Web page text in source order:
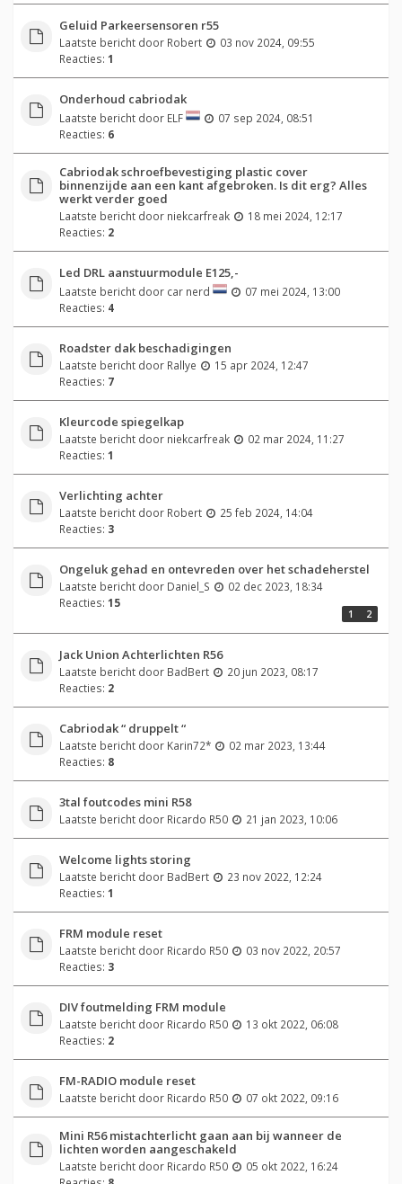
Geluid Parkeersensoren r55
Laatste bericht door Robert
03 nov 2024, 09:55
Reacties: 1
Onderhoud cabriodak
Laatste bericht door ELF
07 sep 2024, 08:51
Reacties: 6
Cabriodak schroefbevestiging plastic cover
binnenzijde aan een kant afgebroken. Is dit erg? Alles
werkt verder goed
Laatste bericht door niekcarfreak
18 mei 2024, 12:17
Reacties: 2
Led DRL aanstuurmodule E125,-
Laatste bericht door car nerd
07 mei 2024, 13:00
Reacties: 4
Roadster dak beschadigingen
Laatste bericht door Rallye
15 apr 2024, 12:47
Reacties: 7
Kleurcode spiegelkap
Laatste bericht door niekcarfreak
02 mar 2024, 11:27
Reacties: 1
Verlichting achter
Laatste bericht door Robert
25 feb 2024, 14:04
Reacties: 3
Ongeluk gehad en ontevreden over het schadeherstel
Laatste bericht door Daniel_S
02 dec 2023, 18:34
Reacties: 15
1 2
Jack Union Achterlichten R56
Laatste bericht door BadBert
20 jun 2023, 08:17
Reacties: 2
Cabriodak “ druppelt “
Laatste bericht door Karin72*
02 mar 2023, 13:44
Reacties: 8
3tal foutcodes mini R58
Laatste bericht door Ricardo R50 21 jan 2023, 10:06
Welcome lights storing
Laatste bericht door BadBert
23 nov 2022, 12:24
Reacties: 1
FRM module reset
Laatste bericht door Ricardo R50
03 nov 2022, 20:57
Reacties: 3
DIV foutmelding FRM module
Laatste bericht door Ricardo R50
13 okt 2022, 06:08
Reacties: 2
FM-RADIO module reset
Laatste bericht door Ricardo R50 07 okt 2022, 09:16
Mini R56 mistachterlicht gaan aan bij wanneer de
lichten worden aangeschakeld
Laatste bericht door Ricardo R50
05 okt 2022, 16:24